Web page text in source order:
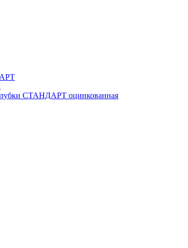
СТАНДАРТ оцинкованная